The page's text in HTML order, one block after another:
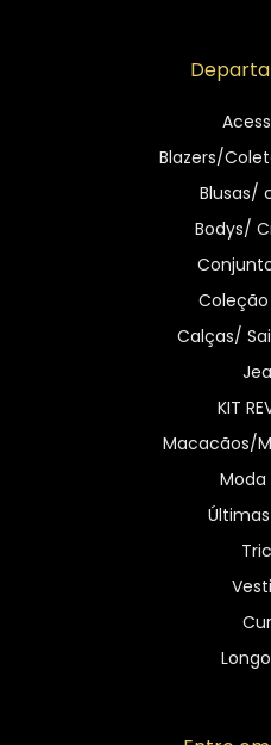
Blazers/
Blusas/
Bodys/
Calças/
KIT
Macacãos/
Moda